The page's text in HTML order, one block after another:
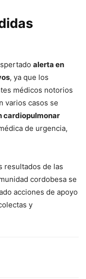
alerta en
, ya que los
médicos notorios
varios casos se
cardiopulmonar
de urgencia,
resultados de las
cordobesa se
acciones de apoyo
y